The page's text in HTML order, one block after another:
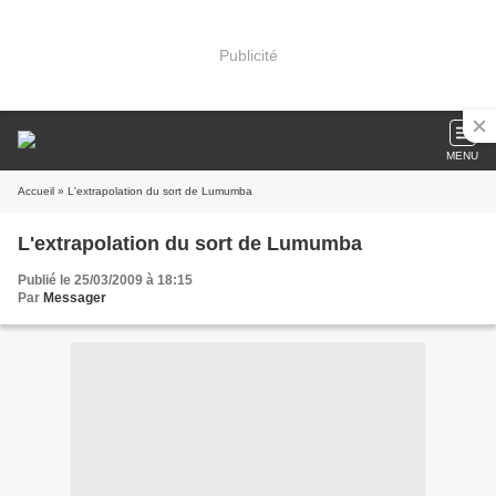
Publicité
MENU
Accueil » L'extrapolation du sort de Lumumba
L'extrapolation du sort de Lumumba
Publié le 25/03/2009 à 18:15
Par Messager